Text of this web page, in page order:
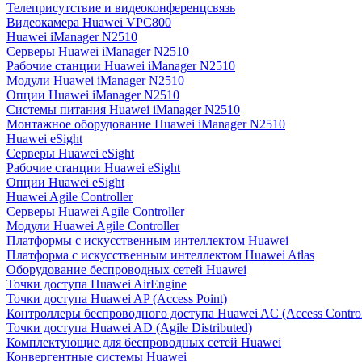
Телеприсутствие и видеоконференцсвязь
Видеокамера Huawei VPC800
Huawei iManager N2510
Серверы Huawei iManager N2510
Рабочие станции Huawei iManager N2510
Модули Huawei iManager N2510
Опции Huawei iManager N2510
Системы питания Huawei iManager N2510
Монтажное оборудование Huawei iManager N2510
Huawei eSight
Серверы Huawei eSight
Рабочие станции Huawei eSight
Опции Huawei eSight
Huawei Agile Controller
Серверы Huawei Agile Controller
Модули Huawei Agile Controller
Платформы с искусственным интеллектом Huawei
Платформа с искусственным интеллектом Huawei Atlas
Оборудование беспроводных сетей Huawei
Точки доступа Huawei AirEngine
Точки доступа Huawei AP (Access Point)
Контроллеры беспроводного доступа Huawei AC (Access
Точки доступа Huawei AD (Agile Distributed)
Комплектующие для беспроводных сетей Huawei
Конвергентные системы Huawei